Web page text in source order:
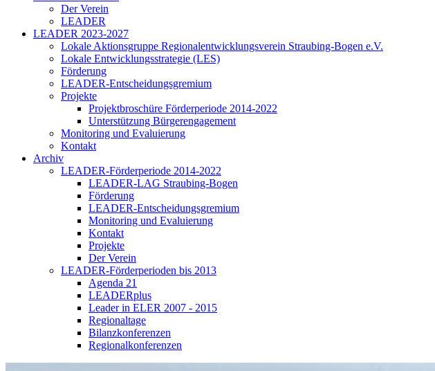
Der Verein
LEADER
LEADER 2023-2027
Lokale Aktionsgruppe Regionalentwicklungsverein Straubing-Bogen e.V.
Lokale Entwicklungsstrategie (LES)
Förderung
LEADER-Entscheidungsgremium
Projekte
Projektbroschüre Förderperiode 2014-2022
Unterstützung Bürgerengagement
Monitoring und Evaluierung
Kontakt
Archiv
LEADER-Förderperiode 2014-2022
LEADER-LAG Straubing-Bogen
Förderung
LEADER-Entscheidungsgremium
Monitoring und Evaluierung
Kontakt
Projekte
Der Verein
LEADER-Förderperioden bis 2013
Agenda 21
LEADERplus
Leader in ELER 2007 - 2015
Regionaltage
Bilanzkonferenzen
Regionalkonferenzen